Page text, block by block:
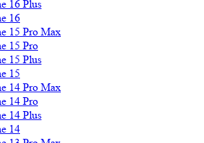
16 Plus
16
15 Pro Max
15 Pro
15 Plus
15
14 Pro Max
14 Pro
14 Plus
14